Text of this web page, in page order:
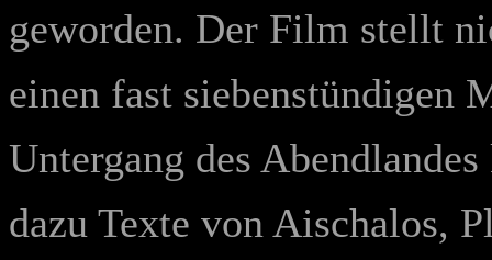
geworden. Der Film stellt
einen fast siebenstündigen
Untergang des
dazu Texte von Aischalos,